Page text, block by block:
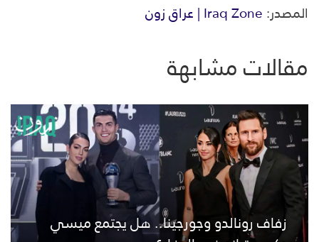
المصدر:Iraq Zone | عراق زون
مقالات مشابهة
زفاف رونالدو وجورجينا.. هل يجتمع ميسي